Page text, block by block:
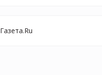
Газета.Ru